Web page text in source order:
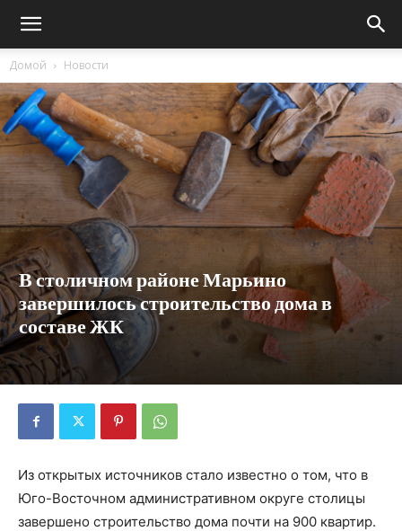
Домой Новости
В столичном районе Марьино
завершилось строительство дома в
составе ЖК
Из открытых источников стало известно о том, что в
Юго-Восточном административном округе столицы
завершено строительство дома почти на 900 квартир.